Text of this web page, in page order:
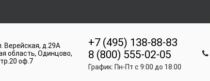
Верейская, д.29А
область, Одинцово,
оф.7
+7 (495) 138-88-83
8 (800) 555-02-05
График: Пн-Пт c 9:00 до 18:00